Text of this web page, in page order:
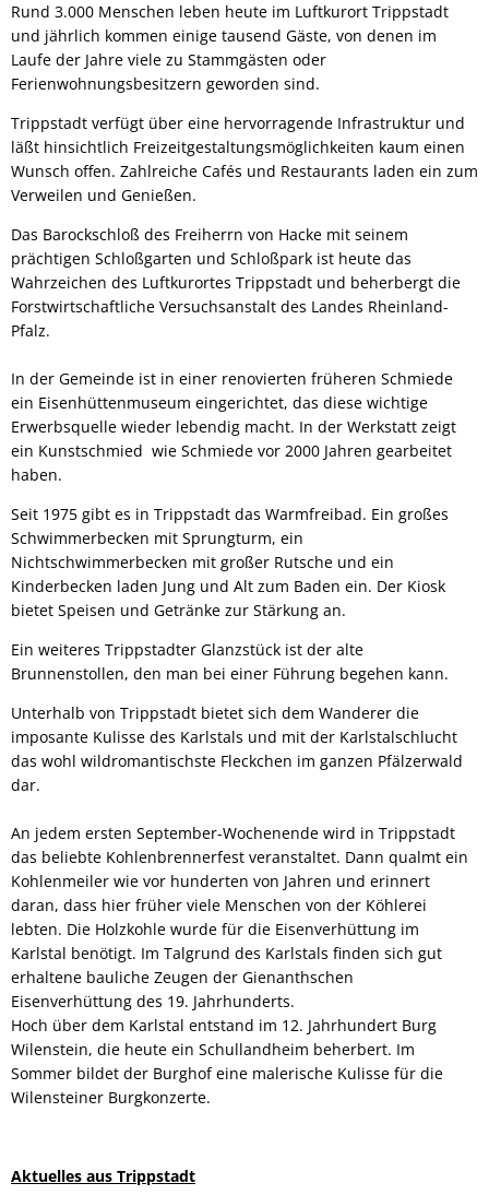
Rund 3.000 Menschen leben heute im Luftkurort Trippstadt
und jährlich kommen einige tausend Gäste, von denen im
Laufe der Jahre viele zu Stammgästen oder
Ferienwohnungsbesitzern geworden sind.
Trippstadt verfügt über eine hervorragende Infrastruktur und
läßt hinsichtlich Freizeitgestaltungsmöglichkeiten kaum einen
Wunsch offen. Zahlreiche Cafés und Restaurants laden ein zum
Verweilen und Genießen.
Das Barockschloß des Freiherrn von Hacke mit seinem
prächtigen Schloßgarten und Schloßpark ist heute das
Wahrzeichen des Luftkurortes Trippstadt und beherbergt die
Forstwirtschaftliche Versuchsanstalt des Landes Rheinland-
Pfalz.
In der Gemeinde ist in einer renovierten früheren Schmiede
ein Eisenhüttenmuseum eingerichtet, das diese wichtige
Erwerbsquelle wieder lebendig macht. In der Werkstatt zeigt
ein Kunstschmied wie Schmiede vor 2000 Jahren gearbeitet
haben.
Seit 1975 gibt es in Trippstadt das Warmfreibad. Ein großes
Schwimmerbecken mit Sprungturm, ein
Nichtschwimmerbecken mit großer Rutsche und ein
Kinderbecken laden Jung und Alt zum Baden ein. Der Kiosk
bietet Speisen und Getränke zur Stärkung an.
Ein weiteres Trippstadter Glanzstück ist der alte
Brunnenstollen, den man bei einer Führung begehen kann.
Unterhalb von Trippstadt bietet sich dem Wanderer die
imposante Kulisse des Karlstals und mit der Karlstalschlucht
das wohl wildromantischste Fleckchen im ganzen Pfälzerwald
dar.
An jedem ersten September-Wochenende wird in Trippstadt
das beliebte Kohlenbrennerfest veranstaltet. Dann qualmt ein
Kohlenmeiler wie vor hunderten von Jahren und erinnert
daran, dass hier früher viele Menschen von der Köhlerei
lebten. Die Holzkohle wurde für die Eisenverhüttung im
Karlstal benötigt. Im Talgrund des Karlstals finden sich gut
erhaltene bauliche Zeugen der Gienanthschen
Eisenverhüttung des 19. Jahrhunderts.
Hoch über dem Karlstal entstand im 12. Jahrhundert Burg
Wilenstein, die heute ein Schullandheim beherbert. Im
Sommer bildet der Burghof eine malerische Kulisse für die
Wilensteiner Burgkonzerte.
Aktuelles aus Trippstadt